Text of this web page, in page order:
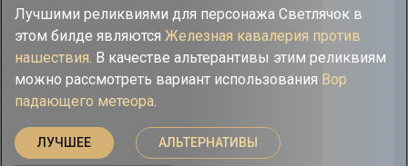
Лучшими реликвиями для персонажа Светлячок в
этом билде являются Железная кавалерия против
нашествия. В качестве альтерантивы этим реликвиям
можно рассмотреть вариант использования Вор
падающего метеора.
ЛУЧШЕЕ АЛЬТЕРНАТИВЫ